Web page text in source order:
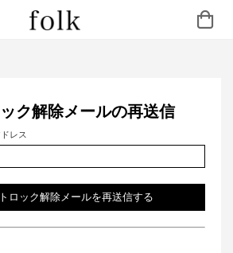
ク解除メールの再送信
レス